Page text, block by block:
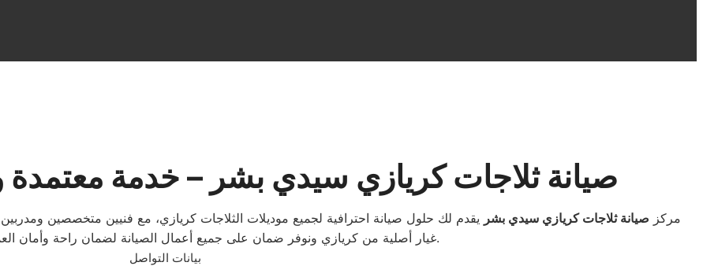
صيانة ثلاجات كريازي سيدي بشر – خدمة معتمدة
مركز صيانة ثلاجات كريازي سيدي بشر يقدم لك حلول صيانة احترافية لجميع موديلات الثلاجات كريازي، مع فنيين متخصصين
غيار أصلية من كريازي ونوفر ضمان على جميع أعمال الصيانة لضمان راحة وأمان العميل داخل سيدي بشر.
بيانات التواصل